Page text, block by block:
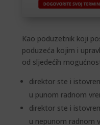
Kao poduzetnik koji
poduzeća kojim i
od sljedećih
direktor ste i
u punom radnom
direktor ste i
u nepunom radnom